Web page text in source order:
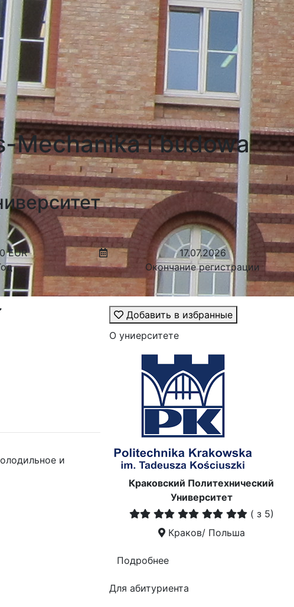
Mechanika i budowa
EUR
17.07.2026
Окончание регистрации
и
Добавить в избранные
О униерситете
Краковский Политехнический
Университет
( з 5)
Краков/ Польша
Подробнее
Для абитуриента